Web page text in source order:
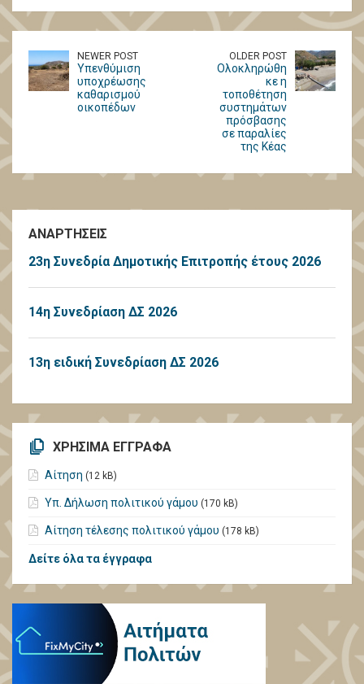
NEWER POST
Υπενθύμιση
υποχρέωσης
καθαρισμού
οικοπέδων
OLDER POST
Ολοκληρώθη
κε η
τοποθέτηση
συστημάτων
πρόσβασης
σε παραλίες
της Κέας
ΑΝΑΡΤΗΣΕΙΣ
23η Συνεδρία Δημοτικής Επιτροπής έτους 2026
14η Συνεδρίαση ΔΣ 2026
13η ειδική Συνεδρίαση ΔΣ 2026
ΧΡΗΣΙΜΑ ΕΓΓΡΑΦΑ
Αίτηση (12 kB)
Υπ. Δήλωση πολιτικού γάμου (170 kB)
Αίτηση τέλεσης πολιτικού γάμου (178 kB)
Δείτε όλα τα έγγραφα